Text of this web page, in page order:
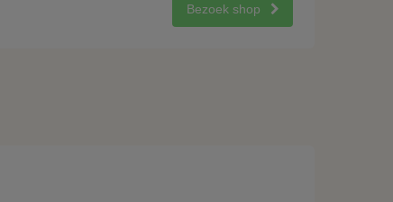
Bezoek shop